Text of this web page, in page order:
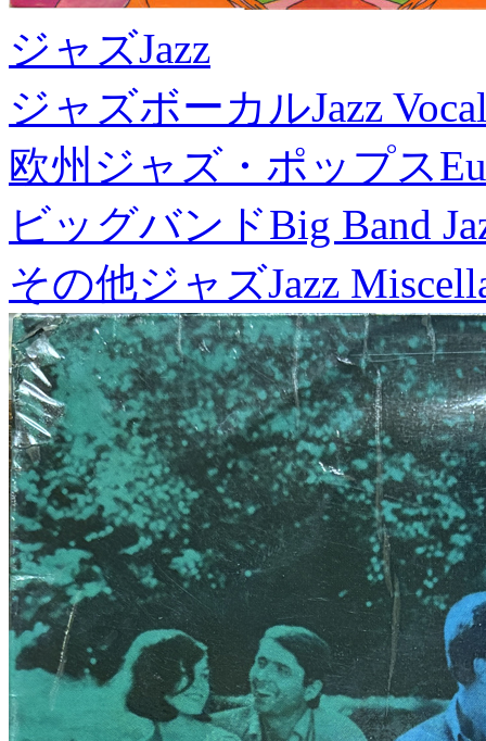
ジャズJazz
ジャズボーカルJazz
欧州ジャズ・ポップス
ビッグバンドBig Band
その他ジャズJazz